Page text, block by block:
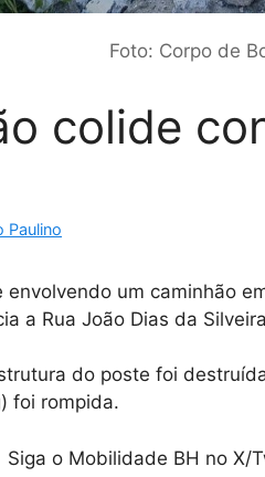
Foto: Corpo de
colide
Paulino
envolvendo um caminhão
a Rua João Dias da
do poste foi
foi rompida.
Siga o Mobilidade BH no X/